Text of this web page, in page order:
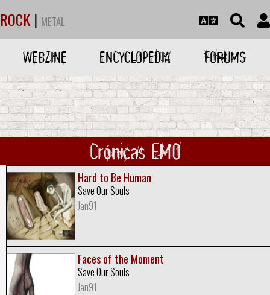
ROCK | METAL
WEBZINE ENCYCLOPEDIA FORUMS
Crónicas EMO
Hard to Be Human
Save Our Souls
Jan91
Faces of the Moment
Save Our Souls
Jan91